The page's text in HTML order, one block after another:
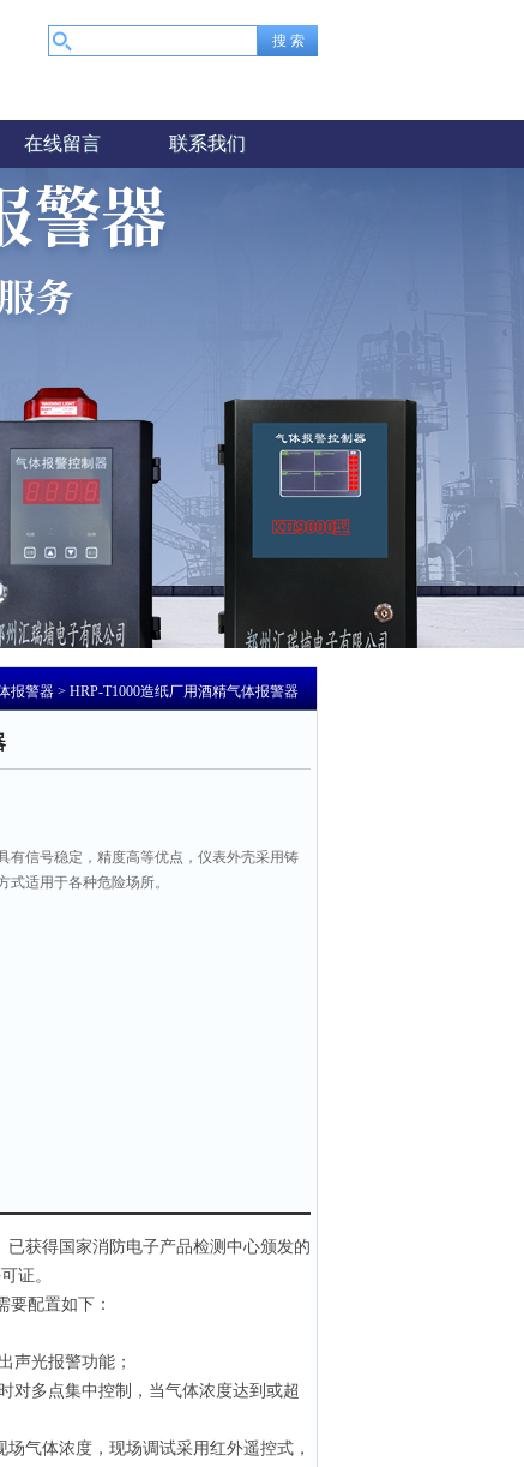
在线留言 联系我们
报警器> HRP-T1000造纸厂用酒精气体报警器
有信号稳定，精度高等优点，仪表外壳采用铸
适用于各种危险场所。
已获得国家消防电子产品检测中心颁发的
证。
要配置如下：
声光报警功能 ；
对多点集中控制，当气体浓度达到或超
气体浓度，现场调试采用红外遥控式，